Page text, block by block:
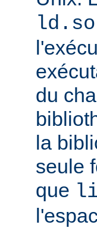
ld.so
du
la
seule
que